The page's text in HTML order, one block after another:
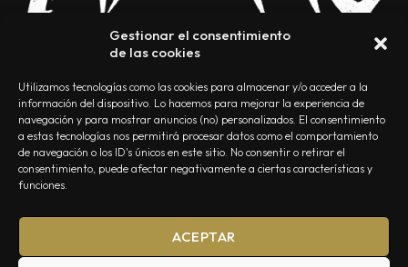
Gestionar el consentimiento
de las cookies
Utilizamos tecnologías como las cookies para almacenar y/o acceder a la
información del dispositivo. Lo hacemos para mejorar la experiencia de
navegación y para mostrar anuncios (no) personalizados. El consentimiento
a estas tecnologías nos permitirá procesar datos como el comportamiento
de navegación o los ID's únicos en este sitio. No consentir o retirar el
consentimiento, puede afectar negativamente a ciertas características y
funciones.
ACEPTAR
NOSOTROS CONTACTO EDITORIAL POLÍTICA DE PRIVACIDAD